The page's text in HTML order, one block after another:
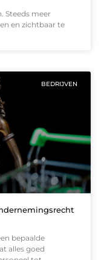
Steeds meer
en zichtbaar te
BEDRIJVEN
bepaalde
alles goed